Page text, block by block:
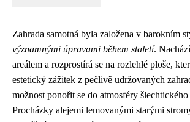
Zahrada samotná byla založena v barokním
významnými úpravami během staletí.
areálem a rozprostírá se na rozlehlé ploše,
estetický zážitek z pečlivě udržovaných
možnost ponořit se do atmosféry
Procházky alejemi lemovanými starými